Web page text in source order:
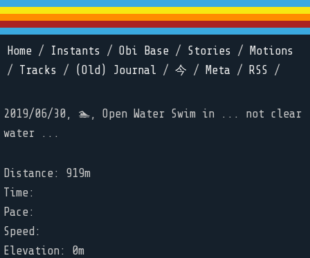
Home / Instants / Obi Base / Stories /
Motions
/ Tracks / (Old) Journal / 今 / Meta / RSS /
2019/06/30, 🏊, Open Water Swim in ... not clear
water ...
Distance: 919m
Time:
Pace:
Speed:
Elevation: 0m